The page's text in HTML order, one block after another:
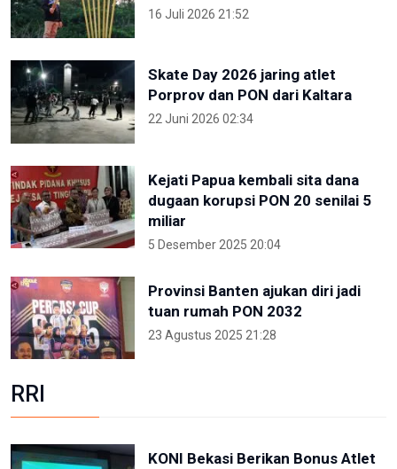
16 Juli 2026 21:52
Skate Day 2026 jaring atlet
Porprov dan PON dari Kaltara
22 Juni 2026 02:34
Kejati Papua kembali sita dana
dugaan korupsi PON 20 senilai 5
miliar
5 Desember 2025 20:04
Provinsi Banten ajukan diri jadi
tuan rumah PON 2032
23 Agustus 2025 21:28
RRI
KONI Bekasi Berikan Bonus Atlet